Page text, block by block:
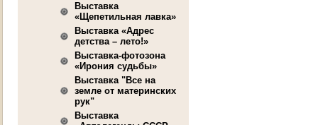
Выставка
«Щепетильная лавка»
Выставка «Адрес
детства – лето!»
Выставка-фотозона
«Ирония судьбы»
Выставка "Все на
земле от материнских
рук"
Выставка